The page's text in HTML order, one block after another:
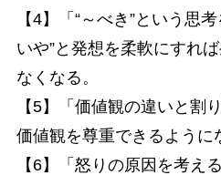
【4】「“～べき”という思
いや”と発想を柔軟にすれ
なくなる。
【5】「価値観の違いと割
価値観を尊重できるように
【6】「怒りの原因を考え